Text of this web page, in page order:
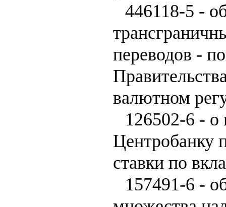
446118-5 -
переводов -
валютном
126502-6 - о
Центробанку
ставки по
157491-6 -